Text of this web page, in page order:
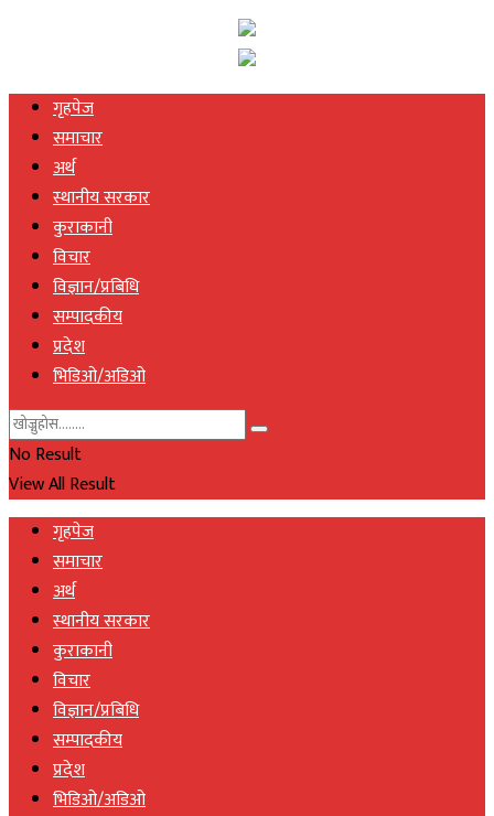
गृहपेज
समाचार
अर्थ
स्थानीय सरकार
कुराकानी
विचार
विज्ञान/प्रबिधि
सम्पादकीय
प्रदेश
भिडिओ/अडिओ
No Result
View All Result
गृहपेज
समाचार
अर्थ
स्थानीय सरकार
कुराकानी
विचार
विज्ञान/प्रबिधि
सम्पादकीय
प्रदेश
भिडिओ/अडिओ